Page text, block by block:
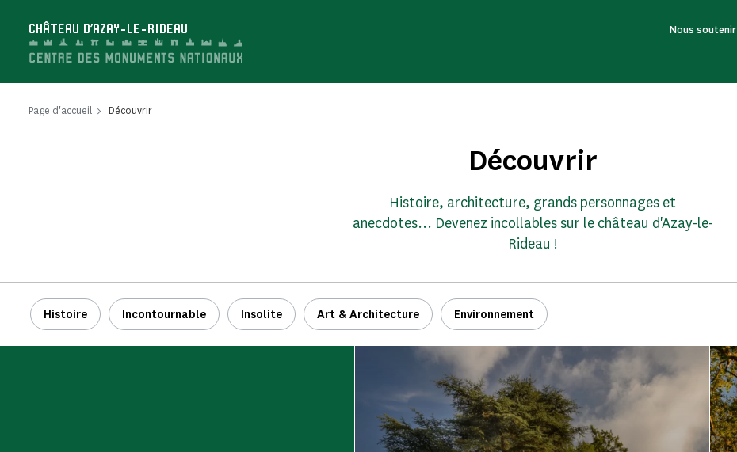
CHÂTEAU D'AZAY-LE-RIDEAU Nous soutenir
Page d'accueil Découvrir
Découvrir
Histoire, architecture, grands personnages et
anecdotes... Devenez incollables sur le château d'Azay-le-
Rideau !
Histoire Incontournable Insolite Art & Architecture Environnement